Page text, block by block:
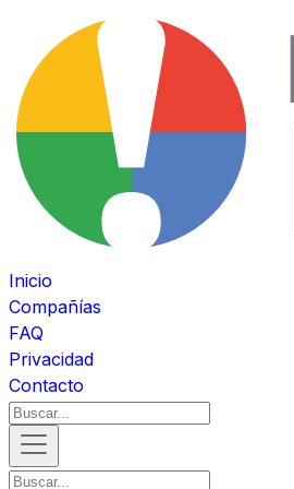
Inicio
Compañías
FAQ
Privacidad
Contacto